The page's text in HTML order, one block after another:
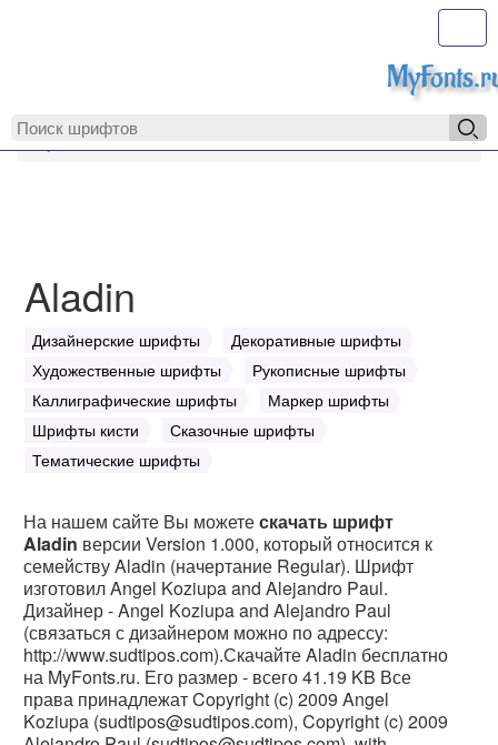
MyFonts.ru
Aladin
Дизайнерские шрифты
Декоративные шрифты
Художественные шрифты
Рукописные шрифты
Каллиграфические шрифты
Маркер шрифты
Шрифты кисти
Сказочные шрифты
Тематические шрифты
На нашем сайте Вы можетескачать шрифт
Aladin версии Version 1.000, который относится к
семейству Aladin (начертание Regular). Шрифт
изготовил Angel Koziupa and Alejandro Paul.
Дизайнер - Angel Koziupa and Alejandro Paul
(связаться с дизайнером можно по адрессу:
http://www.sudtipos.com).Скачайте Aladin бесплатно
на MyFonts.ru. Его размер - всего 41.19 KB Все
права принадлежат Copyright (c) 2009 Angel
Koziupa (sudtipos@sudtipos.com), Copyright (c) 2009